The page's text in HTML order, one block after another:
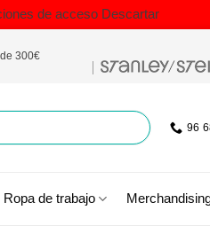
de acceso Descartar
300€
96
Ropa de trabajo